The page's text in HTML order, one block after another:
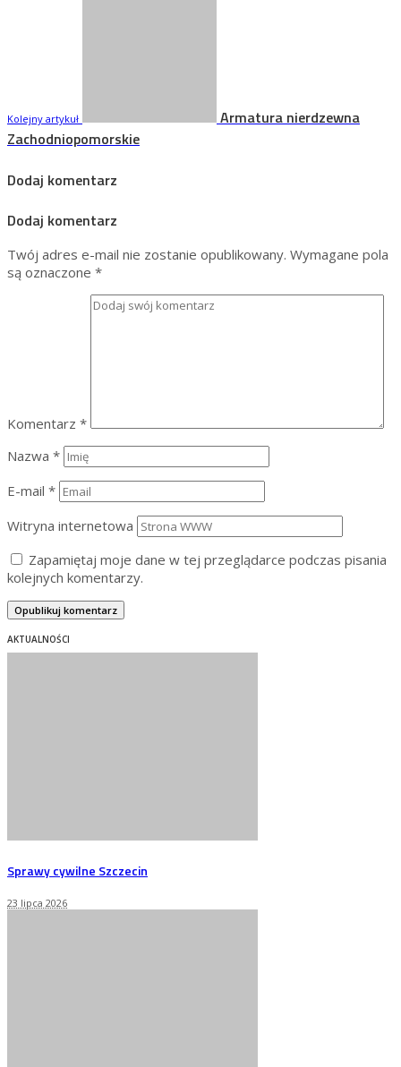
Kolejny artykuł
Armatura nierdzewna
Zachodniopomorskie
Dodaj komentarz
Dodaj komentarz
Twój adres e-mail nie zostanie opublikowany. Wymagane pola
są oznaczone *
Komentarz *
Nazwa *
E-mail *
Witryna internetowa
Zapamiętaj moje dane w tej przeglądarce podczas pisania
kolejnych komentarzy.
AKTUALNOŚCI
Sprawy cywilne Szczecin
23 lipca 2026